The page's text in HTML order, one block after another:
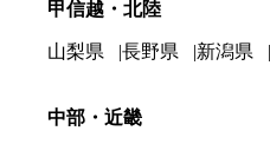
甲信越・北陸
山梨県 長野県 新潟県
中部・近畿